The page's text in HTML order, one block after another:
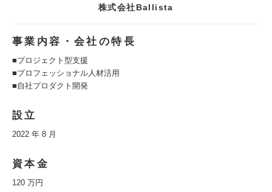
株式会社Ballista
事業内容・会社の特長
■プロジェクト型支援
■プロフェッショナル人材活用
■自社プロダクト開発
設立
2022 年 8 月
資本金
120 万円